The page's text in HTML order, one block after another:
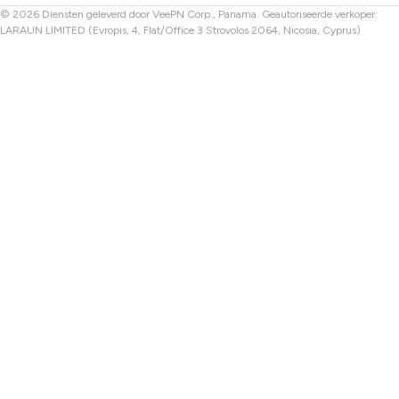
Turkije VPN
© 2026 Diensten geleverd door VeePN Corp., Panama. Geautoriseerde verkoper:
LARAUN LIMITED (Evropis, 4, Flat/Office 3 Strovolos 2064, Nicosia, Cyprus)